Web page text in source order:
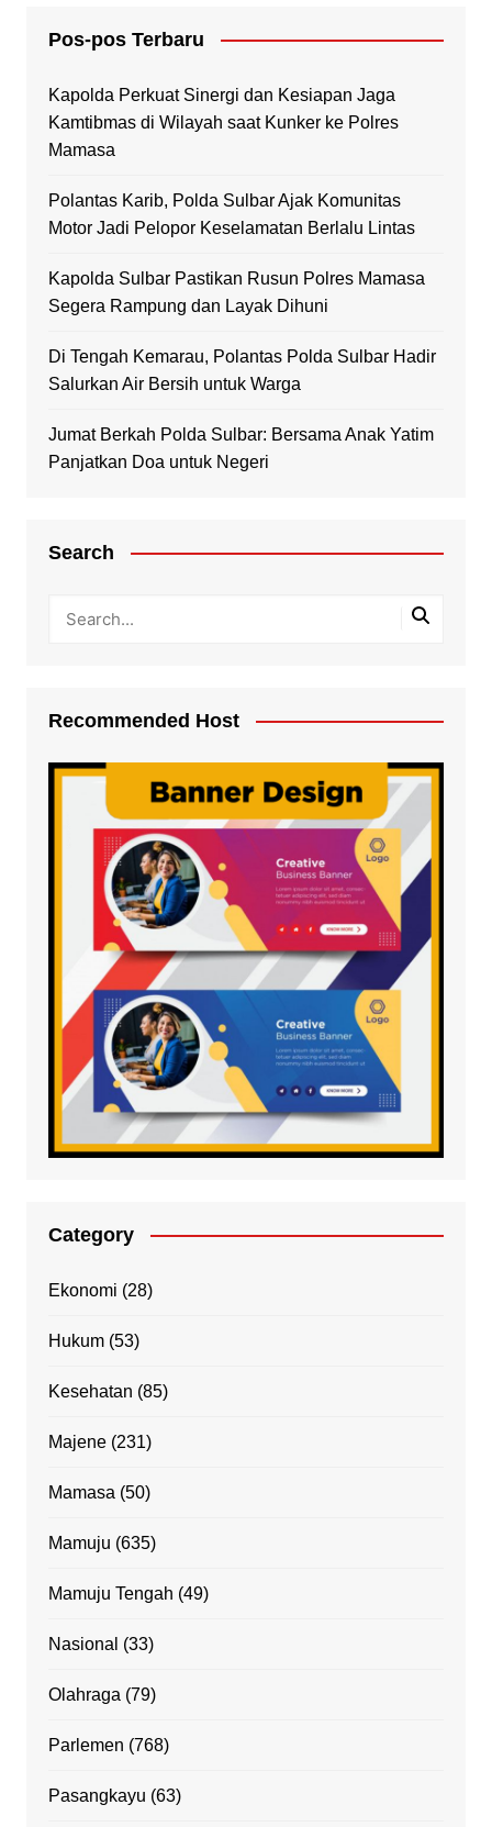
Pos-pos Terbaru
Kapolda Perkuat Sinergi dan Kesiapan Jaga
Kamtibmas di Wilayah saat Kunker ke Polres
Mamasa
Polantas Karib, Polda Sulbar Ajak Komunitas
Motor Jadi Pelopor Keselamatan Berlalu Lintas
Kapolda Sulbar Pastikan Rusun Polres Mamasa
Segera Rampung dan Layak Dihuni
Di Tengah Kemarau, Polantas Polda Sulbar Hadir
Salurkan Air Bersih untuk Warga
Jumat Berkah Polda Sulbar: Bersama Anak Yatim
Panjatkan Doa untuk Negeri
Search
Recommended Host
Category
Ekonomi (28)
Hukum(53)
Kesehatan (85)
Majene(231)
Mamasa (50)
Mamuju (635)
Mamuju Tengah (49)
Nasional (33)
Olahraga (79)
Parlemen (768)
Pasangkayu (63)